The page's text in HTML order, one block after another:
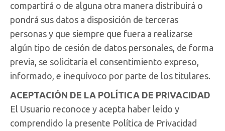
compartirá o de alguna otra manera distribuirá o
pondrá sus datos a disposición de terceras
personas y que siempre que fuera a realizarse
algún tipo de cesión de datos personales, de forma
previa, se solicitaría el consentimiento expreso,
informado, e inequívoco por parte de los titulares.
ACEPTACIÓN DE LA POLÍTICA DE PRIVACIDAD
El Usuario reconoce y acepta haber leído y
comprendido la presente Política de Privacidad